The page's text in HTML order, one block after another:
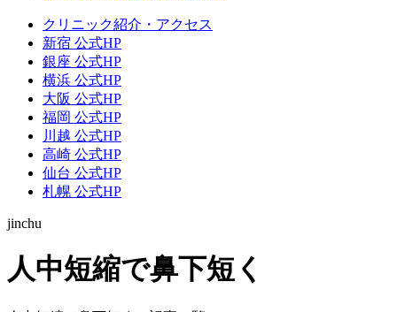
クリニック紹介・アクセス
新宿 公式HP
銀座 公式HP
横浜 公式HP
大阪 公式HP
福岡 公式HP
川越 公式HP
高崎 公式HP
仙台 公式HP
札幌 公式HP
jinchu
人中短縮で鼻下短く